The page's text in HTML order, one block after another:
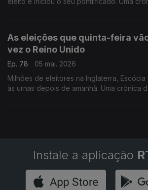
As eleições que quinta-feira
vez o Reino Unido
Ep. 78
05 mai. 2026
Milhões de eleitores na Inglaterra, Escócia
às urnas depois de amanhã. Uma crónica
Instale a aplicação